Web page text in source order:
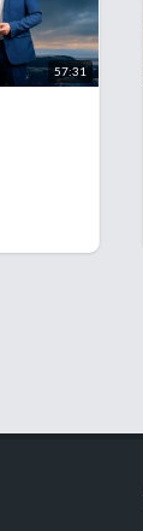
57:31